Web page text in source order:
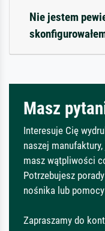
Nie jestem
Masz
Interesuje Cię
naszej
masz wątpliwości
Potrzebujesz
nośnika lub
Zapraszamy do